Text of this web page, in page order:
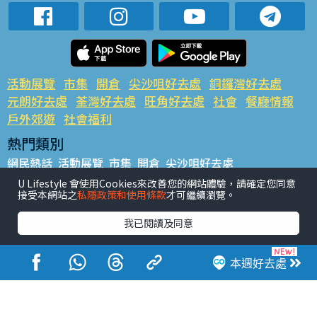
本週好去處
活動展覽 市集 開倉 尖沙咀好去處 銅鑼灣好去處
元朗好去處 荃灣好去處 旺角好去處 社會 餐廳情報
戶外郊遊 社會福利
熱門類別
網民熱話 活動展覽 市集 開倉 尖沙咀好去處
銅鑼灣好去處 元朗好去處 荃灣好去處 旺角好去處 社會
餐廳情報 戶外郊遊
熱門標籤
#UGO搵好去處 #人氣活動推介 #美食社群熱話
#親子玩樂好去處
#ULifestyle應用程式
#限時搶
#UJetso禮物放送
#ULifestyle商戶中心 #著數 #網絡熱話
U Lifestyle 會使用Cookies來改善您的網站體驗，請確定您同意
接受本網站之私隱政策和使用條款才可繼續瀏覽。
我已閱讀及同意